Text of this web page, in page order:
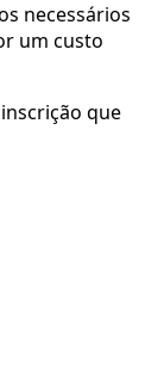
necessários
um custo
que